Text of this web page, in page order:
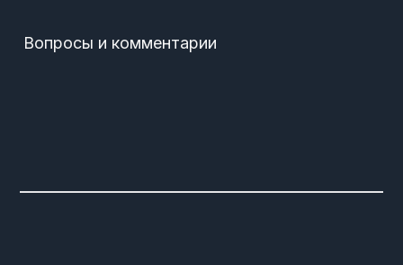
Вопросы и комментарии